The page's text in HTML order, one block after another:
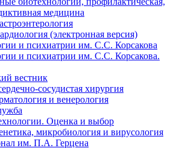
медицина
(электронная версия)
и психиатрии им. С.С. Корсакова
и психиатрии им. С.С. Корсакова.
вестник
сосудистая хирургия
и венерология
Оценка и выбор
микробиология и вирусология
им. П.А. Герцена